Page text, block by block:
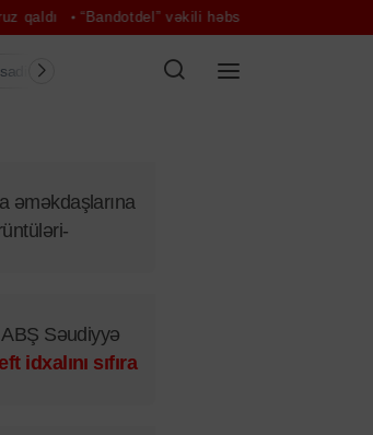
vəkili həbs etdi Sadə mərasim, böyük
Şou-biznes Müsahibə
əməkdaşlarına
Səudiyyə
idxalını sıfıra